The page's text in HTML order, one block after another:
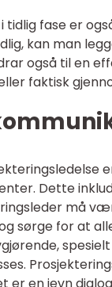
fase er
kan man
også til en
faktisk
Dette
må
sørge for at